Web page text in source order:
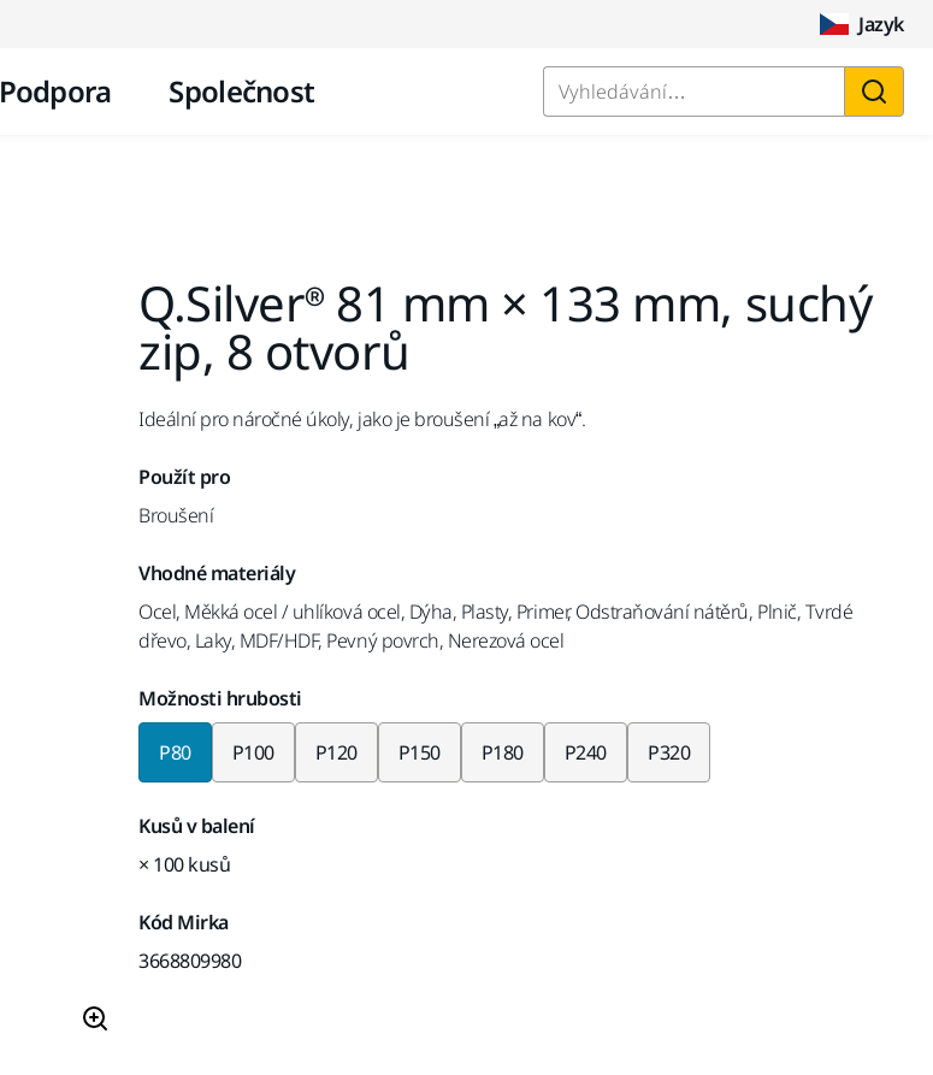
Jazyk
Podpora Společnost Vyhledávání…
Q.Silver® 81 mm × 133 mm, suchý
zip, 8 otvorů
Ideální pro náročné úkoly, jako je broušení „až na kov“.
Použít pro
Broušení
Vhodné materiály
Ocel, Měkká ocel / uhlíková ocel, Dýha, Plasty, Primer, Odstraňování nátěrů, Plnič, Tvrdé
dřevo, Laky, MDF/HDF, Pevný povrch, Nerezová ocel
Možnosti hrubosti
P80 P100 P120 P150 P180 P240 P320
Kusů v balení
× 100 kusů
Kód Mirka
3668809980